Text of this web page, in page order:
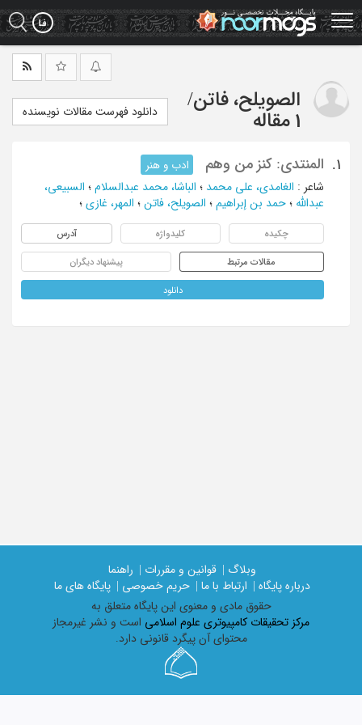
Skip
to
main
الصویلح، فاتن/
1 مقاله
دانلود فهرست مقالات نویسنده
1. المنتدی: کنز من وهم
ادب و هنر
شاعر : الغامدی، علی محمد ؛ الباشا، محمد عبدالسلام ؛ السبیعی،
عبدالله ؛ حمد بن إبراهیم ؛ الصویلح، فاتن ؛ المهر، غازی ؛
چکیده کلیدواژه آدرس
مقالات مرتبط پیشنهاد دیگران
دانلود
وبلاگ | قوانین و مقررات |
راهنما
درباره پایگاه |
ارتباط با ما | حریم خصوصی |
پایگاه های ما
حقوق مادی و معنوی اين پايگاه متعلق به
مرکز تحقیقات کامپیوتری علوم اسلامی است و نشر غیرمجاز
محتوای آن پیگرد قانونی دارد.